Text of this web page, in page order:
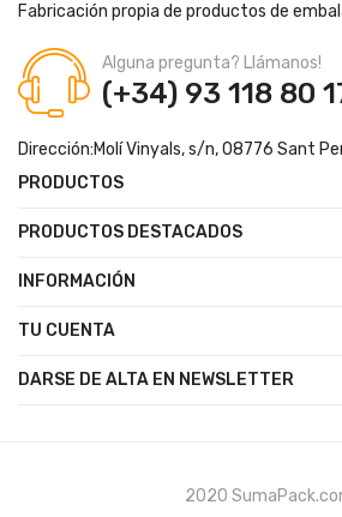
Fabricación propia de productos de
Alguna pregunta? Llámanos!
(+34) 93 118 80
Dirección:Molí Vinyals, s/n, 08776 Sant
PRODUCTOS
PRODUCTOS DESTACADOS
INFORMACIÓN
TU CUENTA
DARSE DE ALTA EN NEWSLETTER
2020